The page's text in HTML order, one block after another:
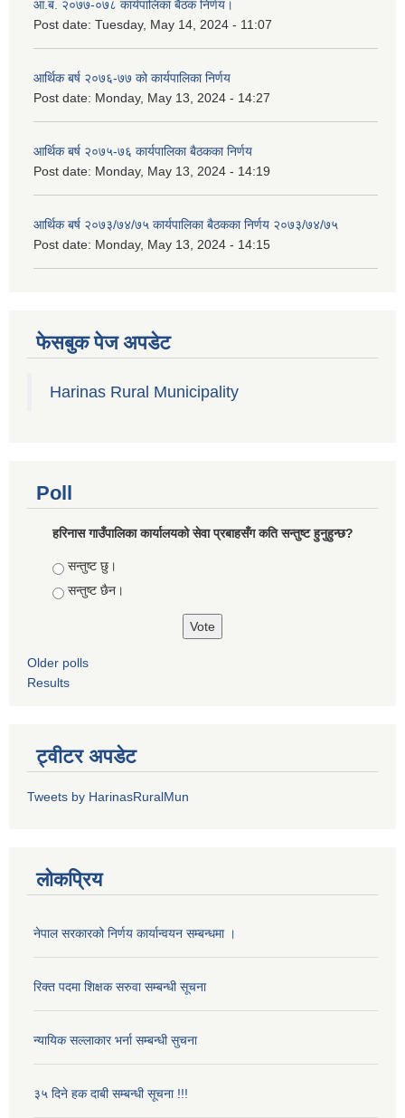
आ.ब. २०७७-०७८ कार्यपालिका बैठक निर्णय।
Post date: Tuesday, May 14, 2024 - 11:07
आर्थिक बर्ष २०७६-७७ को कार्यपालिका निर्णय
Post date: Monday, May 13, 2024 - 14:27
आर्थिक बर्ष २०७५-७६ कार्यपालिका बैठकका निर्णय
Post date: Monday, May 13, 2024 - 14:19
आर्थिक बर्ष २०७३/७४/७५ कार्यपालिका बैठकका निर्णय २०७३/७४/७५
Post date: Monday, May 13, 2024 - 14:15
फेसबुक पेज अपडेट
Harinas Rural Municipality
Poll
हरिनास गाउँपालिका कार्यालयको सेवा प्रबाहसँग कति सन्तुष्ट हुनुहुन्छ?
Choices
सन्तुष्ट छु।
सन्तुष्ट छैन।
Older polls
Results
ट्वीटर अपडेट
Tweets by HarinasRuralMun
लोकप्रिय
नेपाल सरकारको निर्णय कार्यान्वयन सम्बन्धमा ।
रिक्त पदमा शिक्षक सरुवा सम्बन्धी सूचना
न्यायिक सल्लाकार भर्ना सम्बन्धी सुचना
३५ दिने हक दाबी सम्बन्धी सूचना !!!